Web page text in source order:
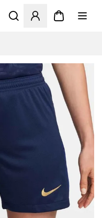
Åbner en Modal til at